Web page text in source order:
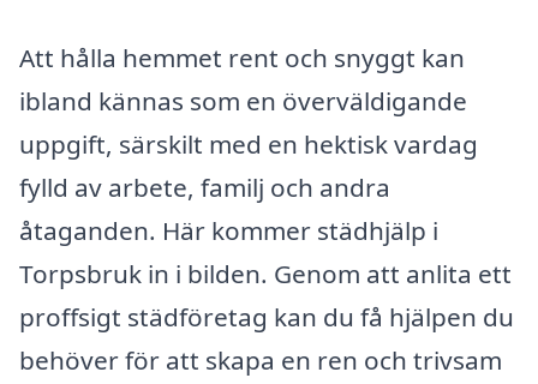
Att hålla hemmet rent och snyggt kan
ibland kännas som en överväldigande
uppgift, särskilt med en hektisk vardag
fylld av arbete, familj och andra
åtaganden. Här kommer städhjälp i
Torpsbruk in i bilden. Genom att anlita ett
proffsigt städföretag kan du få hjälpen du
behöver för att skapa en ren och trivsam